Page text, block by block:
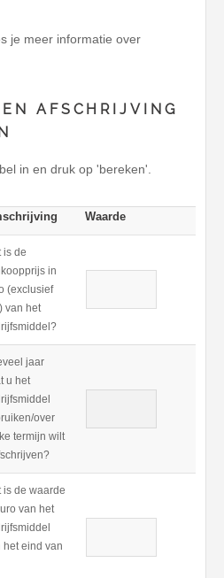
je meer informatie over
AFSCHRIJVING
in en druk op 'bereken'.
Waarde
is de
in
(exclusief
van het
jaar
u het
over
termijn wilt
is de waarde
van het
het eind van